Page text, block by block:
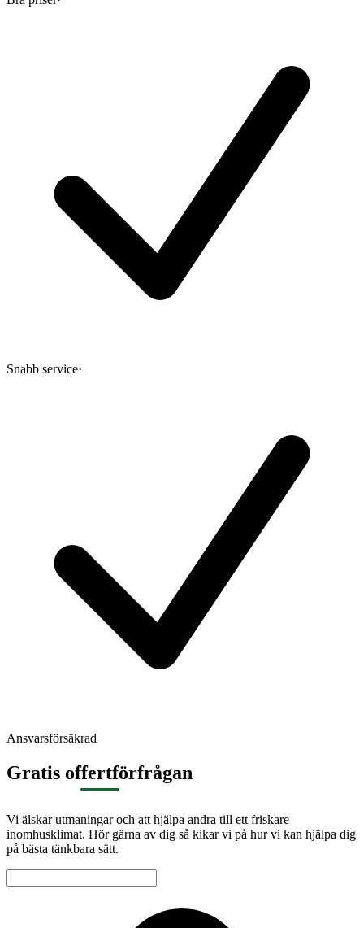
Snabb service·
Ansvarsförsäkrad
Gratis offertförfrågan
Vi älskar utmaningar och att hjälpa andra till ett friskare
inomhusklimat. Hör gärna av dig så kikar vi på hur vi kan hjälpa dig
på bästa tänkbara sätt.